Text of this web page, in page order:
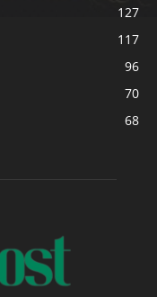
127
117
96
70
68